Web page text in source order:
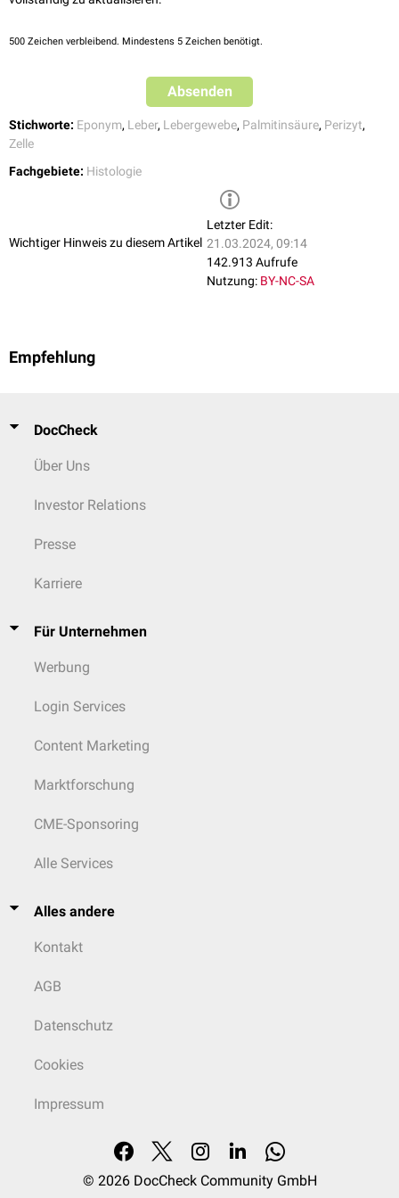
500 Zeichen verbleibend. Mindestens 5 Zeichen benötigt.
Absenden
Stichworte: Eponym, Leber, Lebergewebe, Palmitinsäure, Perizyt,
Zelle
Fachgebiete: Histologie
Wichtiger Hinweis zu diesem Artikel
Letzter Edit:
21.03.2024, 09:14
142.913 Aufrufe
Nutzung: BY-NC-SA
Empfehlung
DocCheck
Über Uns
Investor Relations
Presse
Karriere
Für Unternehmen
Werbung
Login Services
Content Marketing
Marktforschung
CME-Sponsoring
Alle Services
Alles andere
Kontakt
AGB
Datenschutz
Cookies
Impressum
© 2026 DocCheck Community GmbH